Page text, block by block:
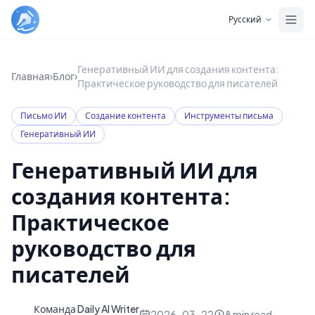
Русский
Главная›Блог›
Генеративный ИИ для создания контента:
Практическое руководство для писателей
Письмо ИИ Создание контента
Инструменты письма
Генеративный ИИ
Генеративный ИИ для
создания контента:
Практическое
руководство для
писателей
Команда Daily AI Writer